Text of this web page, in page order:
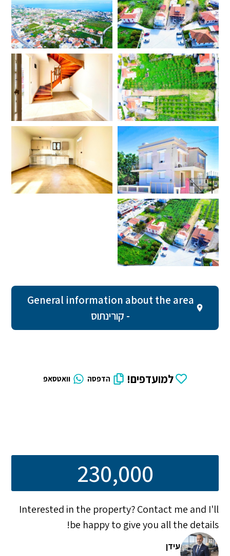
General information about the area
- קורינתוס
למועדפים! הדפסה וואטסאפ
230,000
Interested in the property? Contact me and I'll
be happy to give you all the details!
עידן